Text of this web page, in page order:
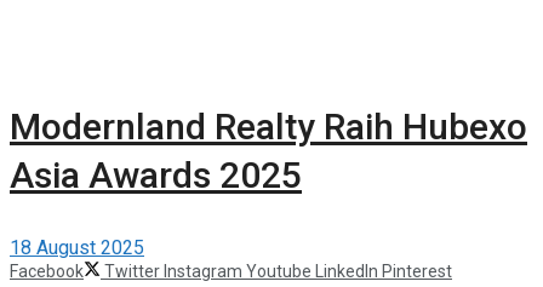
Modernland Realty Raih Hubexo
Asia Awards 2025
18 August 2025
Facebook Twitter Instagram Youtube LinkedIn Pinterest